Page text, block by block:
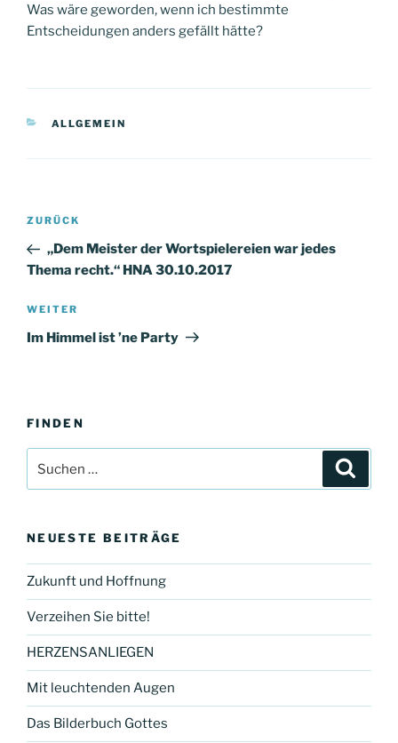
Was wäre geworden, wenn ich bestimmte
Entscheidungen anders gefällt hätte?
KATEGORIEN
ALLGEMEIN
Beitragsnavigation
Vorheriger
Beitrag
ZURÜCK
„Dem Meister der Wortspielereien war jedes
Thema recht.“ HNA 30.10.2017
Nächster
Beitrag
WEITER
Im Himmel ist ’ne Party
FINDEN
nach:
NEUESTE BEITRÄGE
Zukunft und Hoffnung
Verzeihen Sie bitte!
HERZENSANLIEGEN
Mit leuchtenden Augen
Das Bilderbuch Gottes